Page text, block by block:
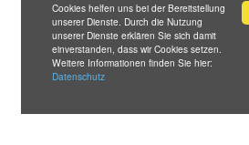
Cookies helfen uns bei der Bereitstellung
unserer Dienste. Durch die Nutzung
unserer Dienste erklären Sie sich damit
einverstanden, dass wir Cookies setzen.
Weitere Informationen finden Sie hier:
Datenschutz